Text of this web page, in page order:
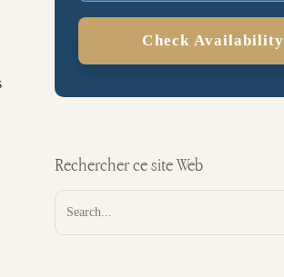
Check Availability
Rechercher ce site Web